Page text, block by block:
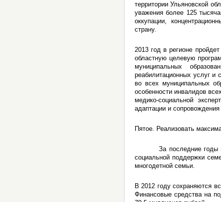
территории Ульяновской
уважения более 125
оккупации,
страну.
2013 год в регионе
областную целевую
муниципальных
реабилитационных услуг
во всех муниципальных
особенности инвалидов
медико-социальной
адаптации и
Пятое. Реализовать
За последние годы мы
социальной поддержки
многодетной семьи.
В 2012 году сохраняются
Финансовые средства на